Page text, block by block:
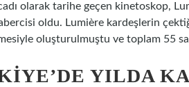
olarak tarihe geçen kinetoskop,
oldu. Lumière kardeşlerin
oluşturulmuştu ve toplam 55
YILDA